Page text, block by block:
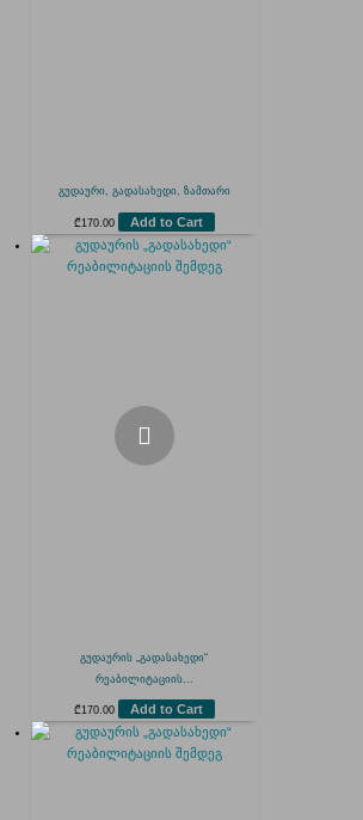
გუდაური, გადასახედი, ზამთარი
₾ 170.00 Add to Cart
გუდაურის „გადასახედი“
რეაბილიტაციის...
₾170.00 Add to Cart